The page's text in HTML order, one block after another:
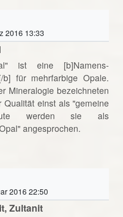
2016 13:33
ist eine [b]Namens-
b] für mehrfarbige Opale.
Mineralogie bezeichneten
Qualität einst als "gemeine
werden sie als
angesprochen.
2016 22:50
Zultanit